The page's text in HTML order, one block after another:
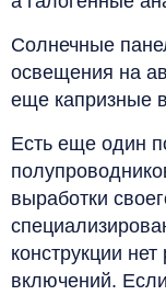
Солнечные
освещения на
еще капризные
Есть еще один
выработки
конструкции
включений.